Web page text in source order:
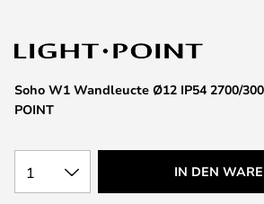
Soho W1 Wandleucte Ø12 IP54 2700/
POINT
1 IN DEN